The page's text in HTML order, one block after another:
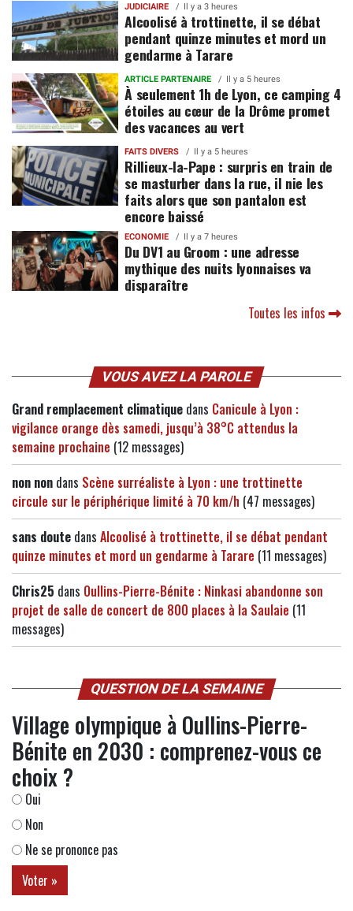
JUDICIAIRE Il y a 3 heures
Alcoolisé à trottinette, il se débat
pendant quinze minutes et mord un
gendarme à Tarare
ARTICLE PARTENAIRE Il y a 5 heures
À seulement 1h de Lyon, ce camping 4
étoiles au cœur de la Drôme promet
des vacances au vert
FAITS DIVERS Il y a 5 heures
Rillieux-la-Pape : surpris en train de
se masturber dans la rue, il nie les
faits alors que son pantalon est
encore baissé
ECONOMIE Il y a 7 heures
Du DV1 au Groom : une adresse
mythique des nuits lyonnaises va
disparaître
Toutes les infos
VOUS AVEZ LA PAROLE
Grand remplacement climatique dans Canicule à Lyon :
vigilance orange dès samedi, jusqu’à 38°C attendus la
semaine prochaine (12 messages)
non non dans Scène surréaliste à Lyon : une trottinette
circule sur le périphérique limité à 70 km/h (47 messages)
sans doute dans Alcoolisé à trottinette, il se débat pendant
quinze minutes et mord un gendarme à Tarare (11 messages)
Chris25 dans Oullins-Pierre-Bénite : Ninkasi abandonne son
projet de salle de concert de 800 places à la Saulaie (11
messages)
QUESTION DE LA SEMAINE
Village olympique à Oullins-Pierre-
Bénite en 2030 : comprenez-vous ce
choix ?
Oui
Non
Ne se prononce pas